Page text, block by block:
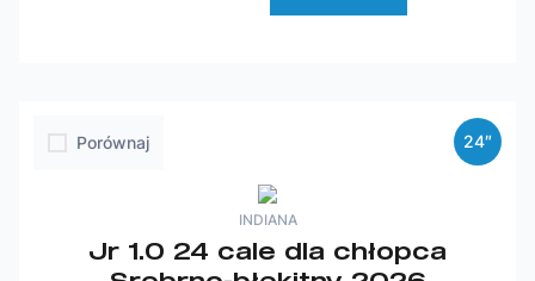
Porównaj
INDIANA
Jr 1.0 24 cale dla chłopca
24″